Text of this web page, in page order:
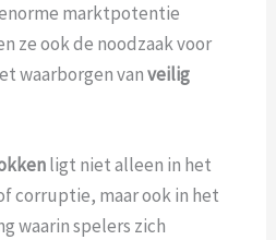
marktpotentie
ze ook de noodzaak voor
waarborgen vanveilig
ligt niet alleen in het
corruptie, maar ook in het
waarin spelers zich